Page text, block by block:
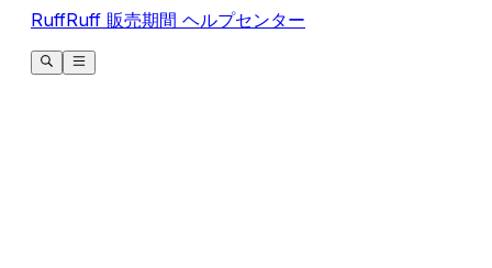
RuffRuff 販売期間 ヘルプセンター